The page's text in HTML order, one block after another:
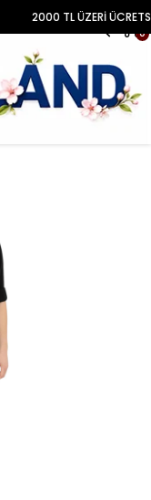
0
2000 TL ÜZERİ